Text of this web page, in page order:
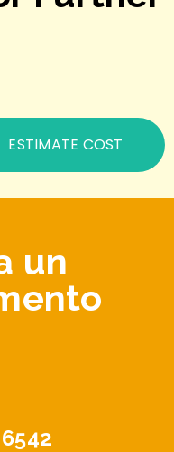
ESTIMATE COST
un